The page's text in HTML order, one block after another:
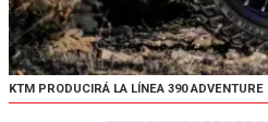
KTM PRODUCIRÁ LA LÍNEA 390